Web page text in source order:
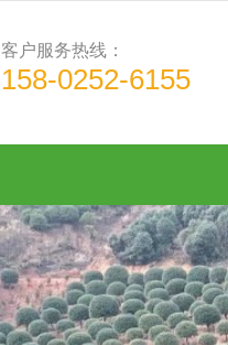
客户服务热线：
158-0252-6155